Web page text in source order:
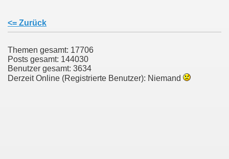
<= Zurück
Themen gesamt: 17706
Posts gesamt: 144030
Benutzer gesamt: 3634
Derzeit Online (Registrierte Benutzer): Niemand